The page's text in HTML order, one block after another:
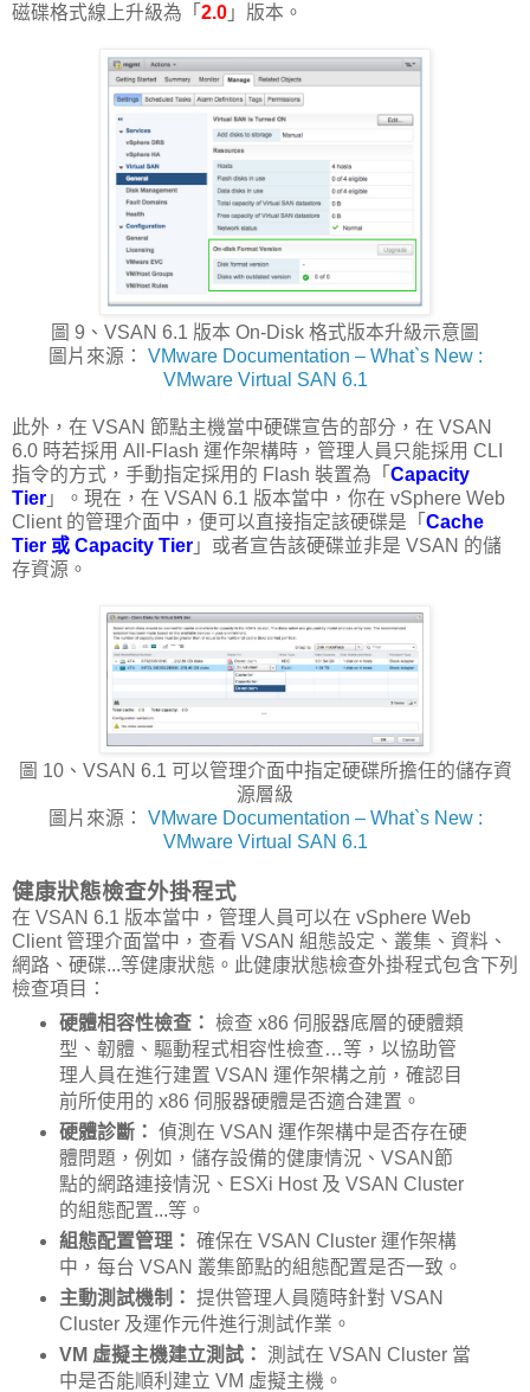
磁碟格式線上升級為「 2.0 」版本。
圖 9、VSAN 6.1 版本 On-Disk 格式版本升級示意圖
圖片來源： VMware Documentation – What`s New :
VMware Virtual SAN 6.1
此外，在 VSAN 節點主機當中硬碟宣告的部分，在 VSAN
6.0 時若採用 All-Flash 運作架構時，管理人員只能採用 CLI
指令的方式，手動指定採用的 Flash 裝置為「 Capacity
Tier 」。現在，在 VSAN 6.1 版本當中，你在 vSphere Web
Client 的管理介面中，便可以直接指定該硬碟是「 Cache
Tier 或 Capacity Tier 」或者宣告該硬碟並非是 VSAN 的儲
存資源。
圖 10、VSAN 6.1 可以管理介面中指定硬碟所擔任的儲存資
源層級
圖片來源： VMware Documentation – What`s New :
VMware Virtual SAN 6.1
健康狀態檢查外掛程式
在 VSAN 6.1 版本當中，管理人員可以在 vSphere Web
Client 管理介面當中，查看 VSAN 組態設定、叢集、資料、
網路、硬碟...等健康狀態。此健康狀態檢查外掛程式包含下列
檢查項目：
硬體相容性檢查： 檢查 x86 伺服器底層的硬體類
型、韌體、驅動程式相容性檢查…等，以協助管
理人員在進行建置 VSAN 運作架構之前，確認目
前所使用的 x86 伺服器硬體是否適合建置。
硬體診斷： 偵測在 VSAN 運作架構中是否存在硬
體問題，例如，儲存設備的健康情況、VSAN節
點的網路連接情況、ESXi Host 及 VSAN Cluster
的組態配置...等。
組態配置管理： 確保在 VSAN Cluster 運作架構
中，每台 VSAN 叢集節點的組態配置是否一致。
主動測試機制： 提供管理人員隨時針對 VSAN
Cluster 及運作元件進行測試作業。
VM 虛擬主機建立測試： 測試在 VSAN Cluster 當
中是否能順利建立 VM 虛擬主機。